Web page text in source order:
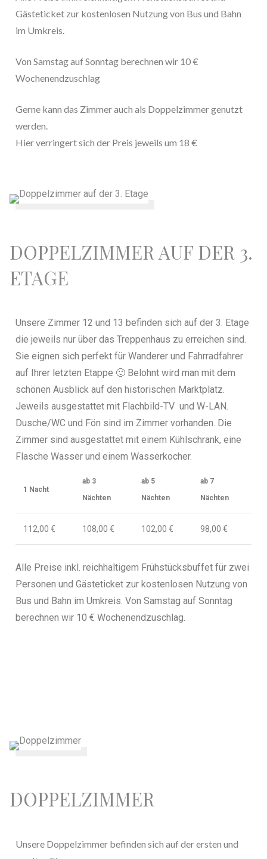
Gästeticket zur kostenlosen Nutzung von Bus und Bahn
im Umkreis.
Von Samstag auf Sonntag berechnen wir 10 €
Wochenendzuschlag
Gerne kann das Zimmer auch als Doppelzimmer genutzt
werden.
Hier verringert sich der Preis jeweils um 18 €
DOPPELZIMMER AUF DER 3.
ETAGE
Unsere Zimmer 12 und 13 befinden sich auf der 3. Etage
die jeweils nur über das Treppenhaus zu erreichen sind.
Sie eignen sich perfekt für Wanderer und Fahrradfahrer
auf Ihrer letzten Etappe 🙂 Belohnt wird man mit dem
schönen Ausblick auf den historischen Marktplatz.
Jeweils ausgestattet mit Flachbild-TV und W-LAN.
Dusche/WC und Fön sind im Zimmer vorhanden. Die
Zimmer sind ausgestattet mit einem Kühlschrank, eine
Flasche Wasser und einem Wasserkocher.
1 Nacht
ab 3
Nächten
ab 5
Nächten
ab 7
Nächten
112,00 € 108,00 € 102,00 € 98,00 €
Alle Preise inkl. reichhaltigem Frühstücksbuffet für zwei
Personen und Gästeticket zur kostenlosen Nutzung von
Bus und Bahn im Umkreis. Von Samstag auf Sonntag
berechnen wir 10 € Wochenendzuschlag.
DOPPELZIMMER
Unsere Doppelzimmer befinden sich auf der ersten und